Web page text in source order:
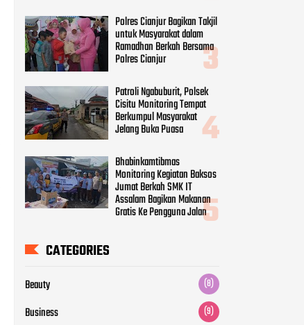
Polres Cianjur Bagikan Takjil
untuk Masyarakat dalam
Ramadhan Berkah Bersama
Polres Cianjur
Patroli Ngabuburit, Polsek
Cisitu Monitoring Tempat
Berkumpul Masyarakat
Jelang Buka Puasa
Bhabinkamtibmas
Monitoring Kegiatan Baksos
Jumat Berkah SMK IT
Assalam Bagikan Makanan
Gratis Ke Pengguna Jalan
CATEGORIES
Beauty (8)
Business (9)